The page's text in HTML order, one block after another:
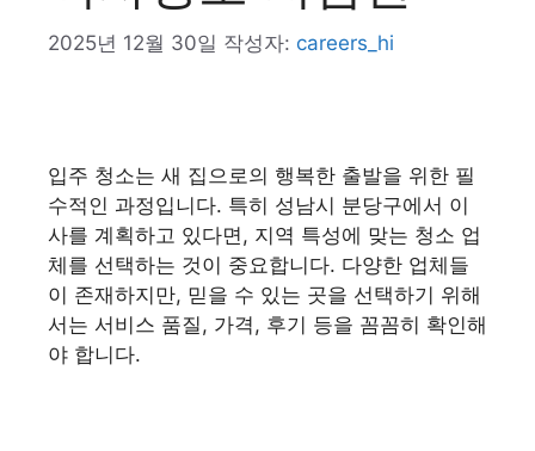
2025년 12월 30일 작성자: careers_hi
입주 청소는 새 집으로의 행복한 출발을 위한 필
수적인 과정입니다. 특히 성남시 분당구에서 이
사를 계획하고 있다면, 지역 특성에 맞는 청소 업
체를 선택하는 것이 중요합니다. 다양한 업체들
이 존재하지만, 믿을 수 있는 곳을 선택하기 위해
서는 서비스 품질, 가격, 후기 등을 꼼꼼히 확인해
야 합니다.